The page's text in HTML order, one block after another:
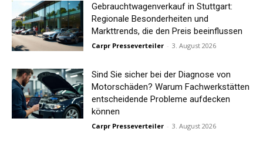
Gebrauchtwagenverkauf in Stuttgart:
Regionale Besonderheiten und
Markttrends, die den Preis beeinflussen
Carpr Presseverteiler - 3. August 2026
Sind Sie sicher bei der Diagnose von
Motorschäden? Warum Fachwerkstätten
entscheidende Probleme aufdecken
können
Carpr Presseverteiler - 3. August 2026